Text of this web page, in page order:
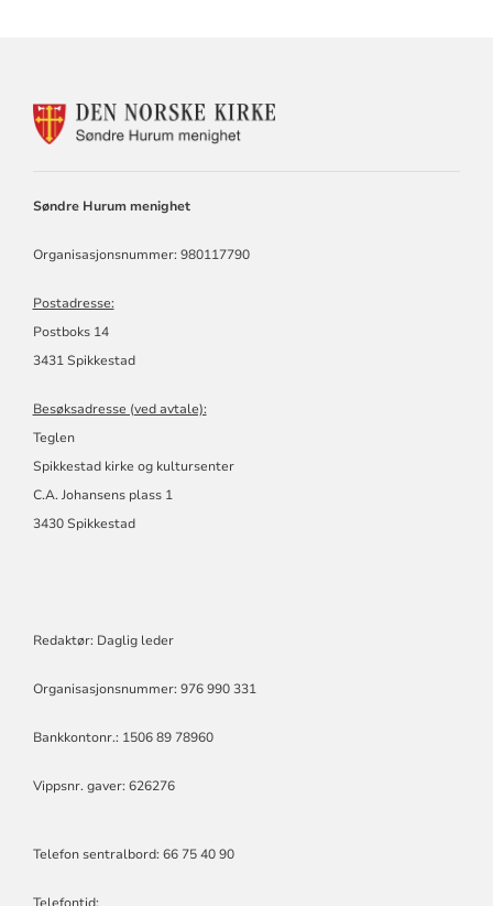
KONTAKTINFORMASJON
Søndre Hurum menighet
Organisasjonsnummer: 980117790
Postadresse:
Postboks 14
3431 Spikkestad
Besøksadresse (ved avtale):
Teglen
Spikkestad kirke og kultursenter
C.A. Johansens plass 1
3430 Spikkestad
Redaktør: Daglig leder
Organisasjonsnummer: 976 990 331
Bankkontonr.: 1506 89 78960
Vippsnr. gaver: 626276
Telefon sentralbord: 66 75 40 90
Telefontid: